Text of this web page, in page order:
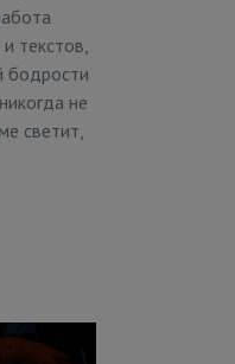
текстов,
бодрости
не
светит,